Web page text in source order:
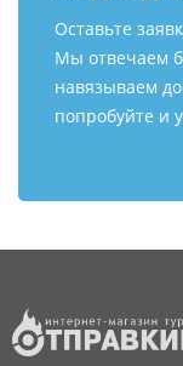
Оставьте
Мы отвечаем
навязываем
попробуйте и